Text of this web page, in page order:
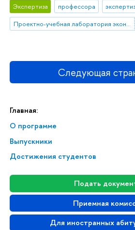
Главная:
О программе
Выпускники
Достижения студентов
Подать
Приемная
Для иностранных
Экспертиза профессора
Проектно-учебная лаборатория экономической журналистики
Следующая